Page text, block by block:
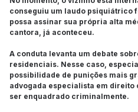
conseguiu um laudo psiquiátrico
possa assinar sua própria alta
cantora, já aconteceu.
A conduta levanta um debate
residenciais. Nesse caso,
possibilidade de punições mais
advogada especialista em direito
ser enquadrado criminalmente.